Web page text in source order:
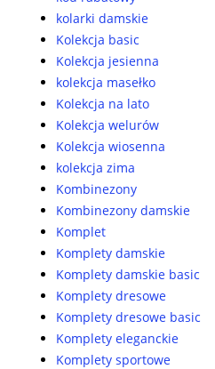
kolarki damskie
Kolekcja basic
Kolekcja jesienna
kolekcja masełko
Kolekcja na lato
Kolekcja welurów
Kolekcja wiosenna
kolekcja zima
Kombinezony
Kombinezony damskie
Komplet
Komplety damskie
Komplety damskie basic
Komplety dresowe
Komplety dresowe basic
Komplety eleganckie
Komplety sportowe